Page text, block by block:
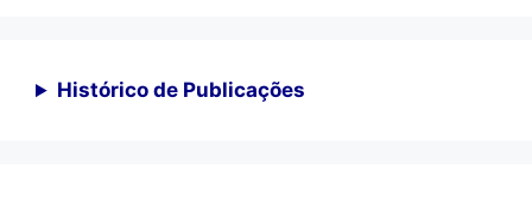
Histórico de Publicações